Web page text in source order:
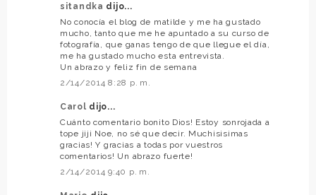
sitandka dijo...
No conocía el blog de matilde y me ha gustado
mucho, tanto que me he apuntado a su curso de
fotografía, que ganas tengo de que llegue el día,
me ha gustado mucho esta entrevista.
Un abrazo y feliz fin de semana
2/14/2014 8:28 p. m.
Carol dijo...
Cuánto comentario bonito Dios! Estoy sonrojada a
tope jiji Noe, no sé que decir. Muchisisimas
gracias! Y gracias a todas por vuestros
comentarios! Un abrazo fuerte!
2/14/2014 9:40 p. m.